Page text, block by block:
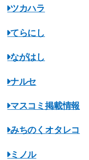
ツカハラ
てらにし
ながはし
ナルセ
マスコミ掲載情報
みちのくオタレコ
ミノル